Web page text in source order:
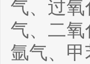
气、过
气、二
氩气、